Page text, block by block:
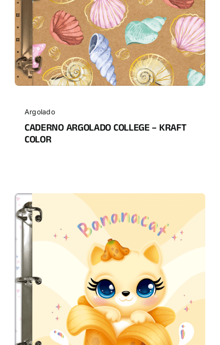
Argolado
CADERNO ARGOLADO COLLEGE – KRAFT
COLOR